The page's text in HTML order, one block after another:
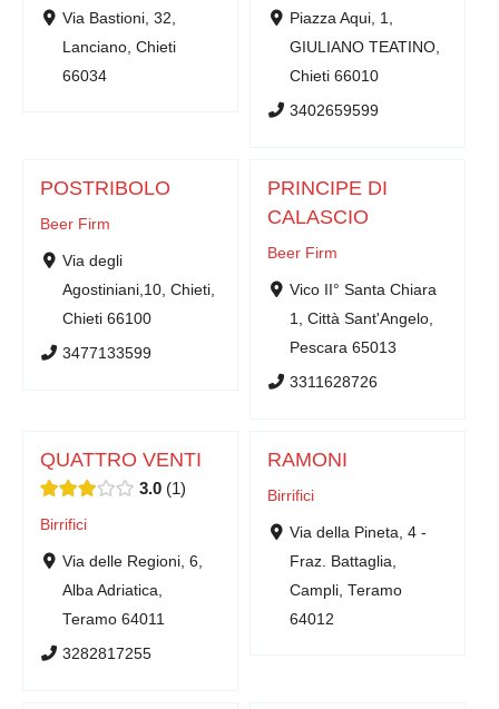
Via Bastioni, 32,
Lanciano, Chieti
66034
Piazza Aqui, 1,
GIULIANO TEATINO,
Chieti 66010
3402659599
POSTRIBOLO
Beer Firm
Via degli
Agostiniani,10, Chieti,
Chieti 66100
3477133599
PRINCIPE DI
CALASCIO
Beer Firm
Vico II° Santa Chiara
1, Città Sant'Angelo,
Pescara 65013
3311628726
QUATTRO VENTI
3.0 1
Birrifici
Via delle Regioni, 6,
Alba Adriatica,
Teramo 64011
3282817255
RAMONI
Birrifici
Via della Pineta, 4 -
Fraz. Battaglia,
Campli, Teramo
64012